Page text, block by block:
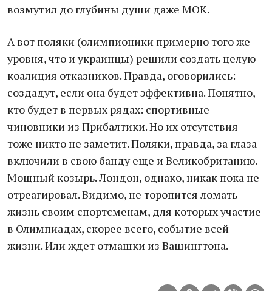
возмутил до глубины души даже МОК.
А вот поляки (олимпионики примерно того же
уровня, что и украинцы) решили создать целую
коалиция отказников. Правда, оговорились:
создадут, если она будет эффективна. Понятно,
кто будет в первых рядах: спортивные
чиновники из Прибалтики. Но их отсутствия
тоже никто не заметит. Поляки, правда, за глаза
включили в свою банду еще и Великобританию.
Мощный козырь. Лондон, однако, никак пока не
отреагировал. Видимо, не торопится ломать
жизнь своим спортсменам, для которых участие
в Олимпиадах, скорее всего, событие всей
жизни. Или ждет отмашки из Вашингтона.